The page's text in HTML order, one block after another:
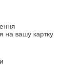
на вашу картку